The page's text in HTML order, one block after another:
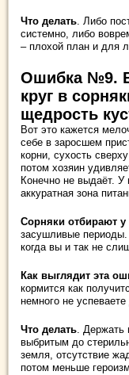
Что делать. Либо
системно, либо
– плохой план и для
Ошибка №9.
круг в
щедрость
Вот это кажется
себе в заросшем
корни, сухость
потом хозяин
Конечно не выдаёт.
аккуратная зона
Сорняки отбирают у
засушливые
когда вы и так не
Как выглядит эта
кормится как
немного не
Что делать. Держать
выбритым до
земля, отсутствие
потом меньше